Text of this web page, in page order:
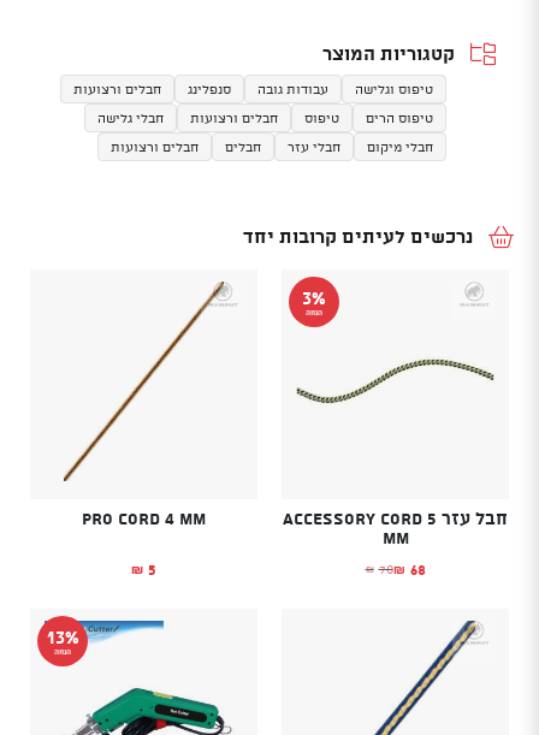
קטגוריות המוצר
טיפוס וגלישה עבודות גובה סנפלינג
חבלים ורצועות
טיפוס הרים
טיפוס חבלים ורצועות
חבלי גלישה
חבלי מיקום
חבלי עזר חבלים חבלים ורצועות
נרכשים לעיתים קרובות יחד
3%
הנחה
חבל עזר Accessory Cord 5
mm
₪ 70
המחיר המקורי היה: ₪70.₪ 68 המחיר הנוכחי הוא: ₪68.
Pro Cord 4 mm
₪ 5
13%
הנחה